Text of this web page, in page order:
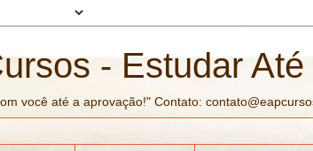
- Estudar
você até a aprovação!" Contato: